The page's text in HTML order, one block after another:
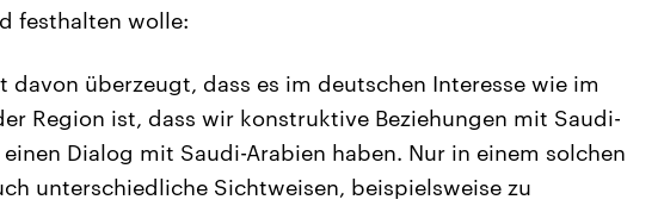
festhalten wolle:
davon überzeugt, dass es im deutschen Interesse wie im
Region ist, dass wir konstruktive Beziehungen mit Saudi-
Dialog mit Saudi-Arabien haben. Nur in einem solchen
unterschiedliche Sichtweisen, beispielsweise zu